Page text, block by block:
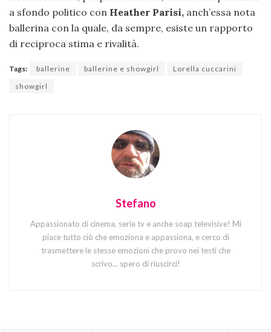
a sfondo politico con Heather Parisi, anch’essa nota
ballerina con la quale, da sempre, esiste un rapporto
di reciproca stima e rivalità.
Tags: ballerine ballerine e showgirl
Lorella cuccarini
showgirl
Stefano
Appassionato di cinema, serie tv e anche soap televisive! Mi
piace tutto ciò che emoziona e appassiona, e cerco di
trasmettere le stesse emozioni che provo nei testi che
scrivo... spero di riuscirci!